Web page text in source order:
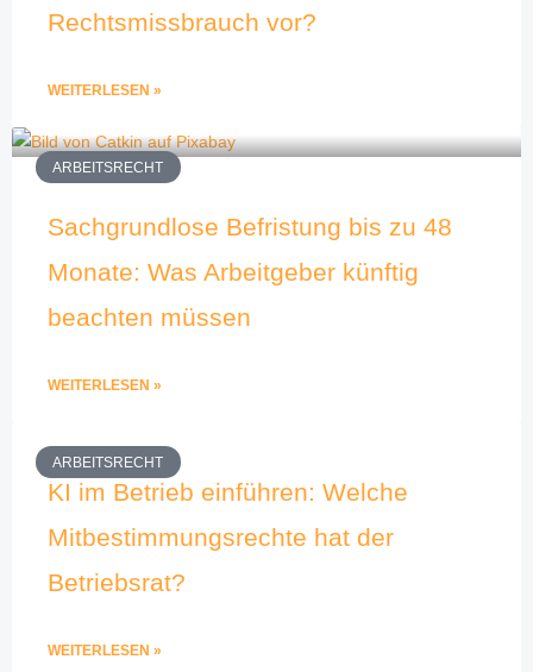
Rechtsmissbrauch vor?
WEITERLESEN »
ARBEITSRECHT
Sachgrundlose Befristung bis zu 48
Monate: Was Arbeitgeber künftig
beachten müssen
WEITERLESEN »
ARBEITSRECHT
KI im Betrieb einführen: Welche
Mitbestimmungsrechte hat der
Betriebsrat?
WEITERLESEN »